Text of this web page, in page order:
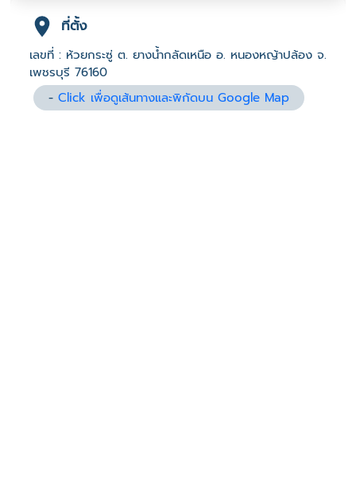
ที่ตั้ง
เลขที่ : ห้วยกระซู่ ต. ยางน้ำกลัดเหนือ อ. หนองหญ้าปล้อง จ.
เพชรบุรี 76160
-Click เพื่อดูเส้นทางและพิกัดบน Google Map